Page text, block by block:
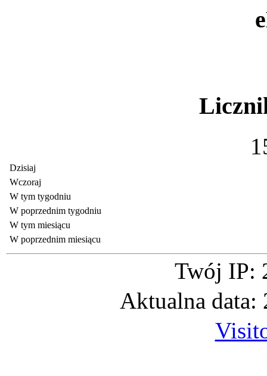
1
Dzisiaj
Wczoraj
W tym tygodniu
W poprzednim tygodniu
W tym miesiącu
W poprzednim miesiącu
Twój IP:
Aktualna data: